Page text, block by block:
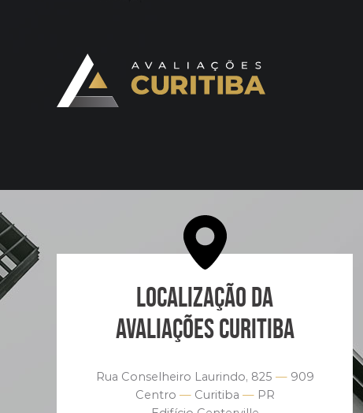
LOCALIZAÇÃO DA
AVALIAÇÕES CURITIBA
Rua Conselheiro Laurindo, 825 —909
Centro —Curitiba —PR